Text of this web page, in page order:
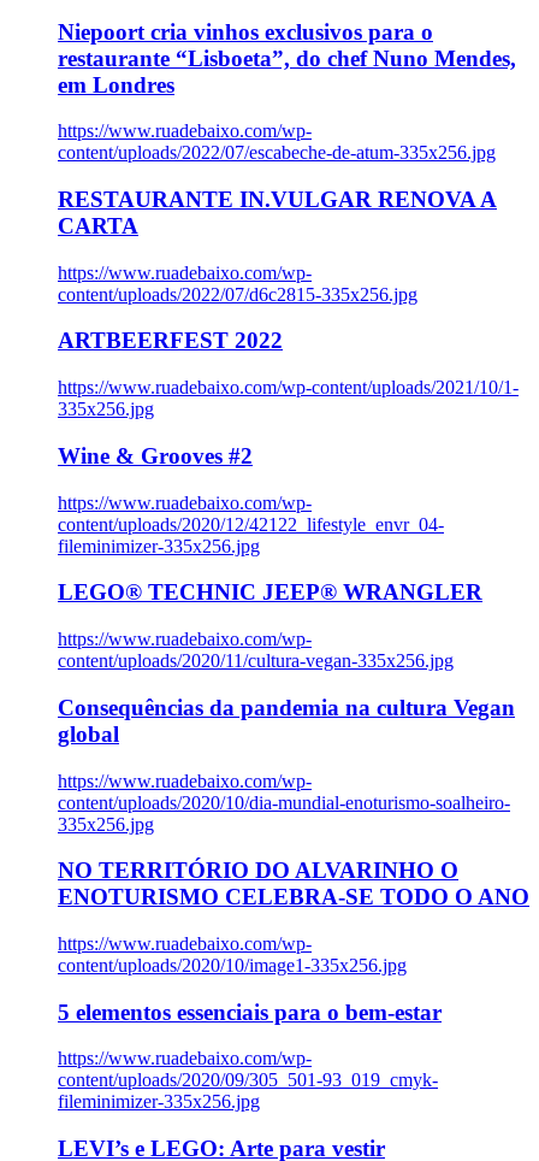
Niepoort cria vinhos exclusivos para o
restaurante “Lisboeta”, do chef Nuno Mendes,
em Londres
https://www.ruadebaixo.com/wp-
content/uploads/2022/07/escabeche-de-atum-335x256.jpg
RESTAURANTE IN.VULGAR RENOVA A
CARTA
https://www.ruadebaixo.com/wp-
content/uploads/2022/07/d6c2815-335x256.jpg
ARTBEERFEST 2022
https://www.ruadebaixo.com/wp-content/uploads/2021/10/1-
335x256.jpg
Wine & Grooves #2
https://www.ruadebaixo.com/wp-
content/uploads/2020/12/42122_lifestyle_envr_04-
fileminimizer-335x256.jpg
LEGO® TECHNIC JEEP® WRANGLER
https://www.ruadebaixo.com/wp-
content/uploads/2020/11/cultura-vegan-335x256.jpg
Consequências da pandemia na cultura Vegan
global
https://www.ruadebaixo.com/wp-
content/uploads/2020/10/dia-mundial-enoturismo-soalheiro-
335x256.jpg
NO TERRITÓRIO DO ALVARINHO O
ENOTURISMO CELEBRA-SE TODO O ANO
https://www.ruadebaixo.com/wp-
content/uploads/2020/10/image1-335x256.jpg
5 elementos essenciais para o bem-estar
https://www.ruadebaixo.com/wp-
content/uploads/2020/09/305_501-93_019_cmyk-
fileminimizer-335x256.jpg
LEVI’s e LEGO: Arte para vestir